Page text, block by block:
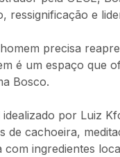
ressignificação e
precisa
é um espaço que
Bosco.
por Luiz
de cachoeira,
ingredientes